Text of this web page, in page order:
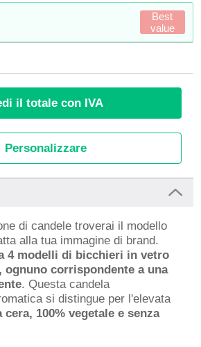
Best
value
il totale con IVA
Personalizzare
di candele troverai il modello
alla tua immagine di brand.
4 modelli di bicchieri in vetro
corrispondente a una
. Questa candela
si distingue per l'elevata
100% vegetale e senza